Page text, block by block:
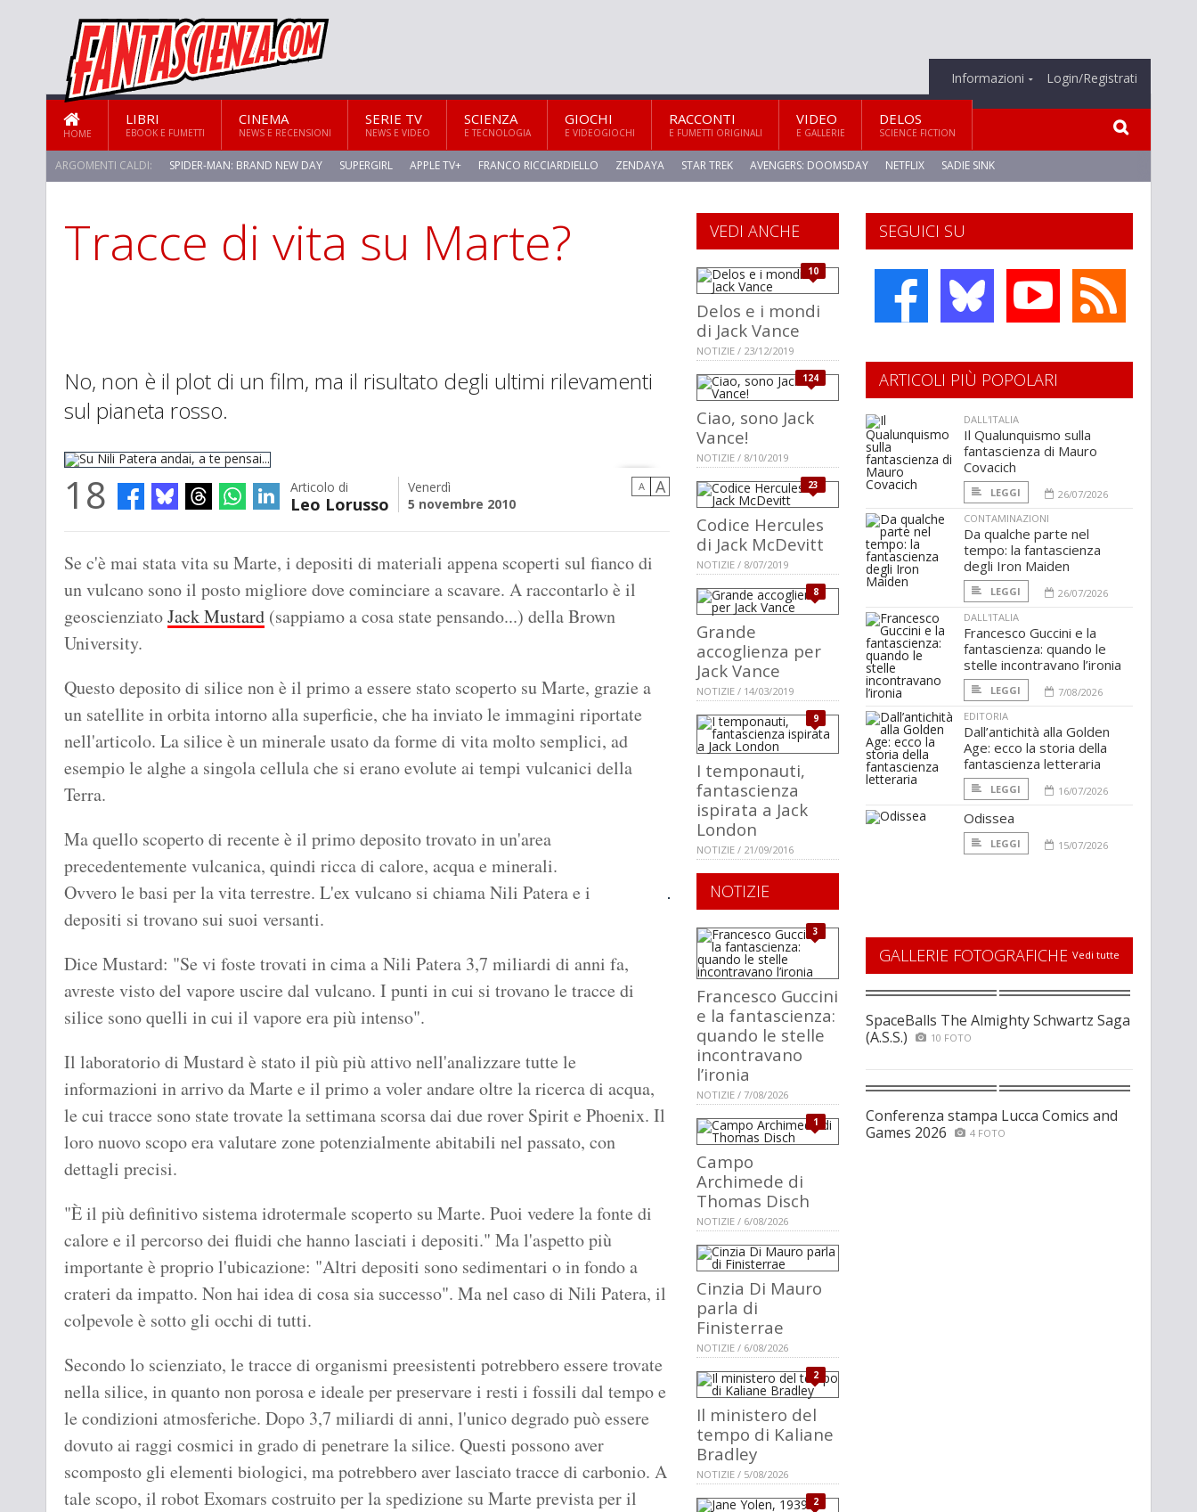
Informazioni Login/Registrati
HOME
LIBRI
EBOOK E FUMETTI
CINEMA
NEWS E RECENSIONI
SERIE TV
NEWS E VIDEO
SCIENZA
E TECNOLOGIA
GIOCHI
E VIDEOGIOCHI
RACCONTI
E FUMETTI ORIGINALI
VIDEO
E GALLERIE
DELOS
SCIENCE FICTION
ARGOMENTI CALDI: SPIDER-MAN: BRAND NEW DAY SUPERGIRL APPLE TV+ FRANCO RICCIARDIELLO ZENDAYA STAR TREK AVENGERS: DOOMSDAY NETFLIX SADIE SINK
Tracce di vita su Marte?
No, non è il plot di un film, ma il risultato degli ultimi rilevamenti
sul pianeta rosso.
18 Articolo di
Leo Lorusso
Venerdì
5 novembre 2010
A A
Se c'è mai stata vita su Marte, i depositi di materiali appena scoperti sul fianco di
un vulcano sono il posto migliore dove cominciare a scavare. A raccontarlo è il
geoscienziatoJack Mustard (sappiamo a cosa state pensando...) della Brown
University.
Questo deposito di silice non è il primo a essere stato scoperto su Marte, grazie a
un satellite in orbita intorno alla superficie, che ha inviato le immagini riportate
nell'articolo. La silice è un minerale usato da forme di vita molto semplici, ad
esempio le alghe a singola cellula che si erano evolute ai tempi vulcanici della
Terra.
Ma quello scoperto di recente è il primo deposito trovato in un'area
precedentemente vulcanica, quindi ricca di calore, acqua e minerali.
Ovvero le basi per la vita terrestre. L'ex vulcano si chiama Nili Patera e i
depositi si trovano sui suoi versanti.
Dice Mustard: "Se vi foste trovati in cima a Nili Patera 3,7 miliardi di anni fa,
avreste visto del vapore uscire dal vulcano. I punti in cui si trovano le tracce di
silice sono quelli in cui il vapore era più intenso".
Il laboratorio di Mustard è stato il più più attivo nell'analizzare tutte le
informazioni in arrivo da Marte e il primo a voler andare oltre la ricerca di acqua,
le cui tracce sono state trovate la settimana scorsa dai due rover Spirit e Phoenix. Il
loro nuovo scopo era valutare zone potenzialmente abitabili nel passato, con
dettagli precisi.
"È il più definitivo sistema idrotermale scoperto su Marte. Puoi vedere la fonte di
calore e il percorso dei fluidi che hanno lasciati i depositi." Ma l'aspetto più
importante è proprio l'ubicazione: "Altri depositi sono sedimentari o in fondo a
crateri da impatto. Non hai idea di cosa sia successo". Ma nel caso di Nili Patera, il
colpevole è sotto gli occhi di tutti.
Secondo lo scienziato, le tracce di organismi preesistenti potrebbero essere trovate
nella silice, in quanto non porosa e ideale per preservare i resti i fossili dal tempo e
le condizioni atmosferiche. Dopo 3,7 miliardi di anni, l'unico degrado può essere
dovuto ai raggi cosmici in grado di penetrare la silice. Questi possono aver
scomposto gli elementi biologici, ma potrebbero aver lasciato tracce di carbonio. A
tale scopo, il robot Exomars costruito per la spedizione su Marte prevista per il
SEGUICI SU
VEDI ANCHE
10
Delos e i mondi
di Jack Vance
NOTIZIE / 23/12/2019
124
Ciao, sono Jack
Vance!
NOTIZIE / 8/10/2019
23
Codice Hercules
di Jack McDevitt
NOTIZIE / 8/07/2019
8
Grande
accoglienza per
Jack Vance
NOTIZIE / 14/03/2019
9
I temponauti,
fantascienza
ispirata a Jack
London
NOTIZIE / 21/09/2016
NOTIZIE
3
Francesco Guccini
e la fantascienza:
quando le stelle
incontravano
l’ironia
NOTIZIE / 7/08/2026
1
Campo
Archimede di
Thomas Disch
NOTIZIE / 6/08/2026
Cinzia Di Mauro
parla di
Finisterrae
NOTIZIE / 6/08/2026
2
Il ministero del
tempo di Kaliane
Bradley
NOTIZIE / 5/08/2026
2
ARTICOLI PIÙ POPOLARI
DALL'ITALIA
Il Qualunquismo sulla
fantascienza di Mauro
Covacich
LEGGI
26/07/2026
CONTAMINAZIONI
Da qualche parte nel
tempo: la fantascienza
degli Iron Maiden
LEGGI
26/07/2026
DALL'ITALIA
Francesco Guccini e la
fantascienza: quando le
stelle incontravano l’ironia
LEGGI
7/08/2026
EDITORIA
Dall’antichità alla Golden
Age: ecco la storia della
fantascienza letteraria
LEGGI 16/07/2026
Odissea
LEGGI 15/07/2026
GALLERIE FOTOGRAFICHE Vedi tutte
SpaceBalls The Almighty Schwartz Saga
(A.S.S.)
10 FOTO
Conferenza stampa Lucca Comics and
Games 2026
4 FOTO